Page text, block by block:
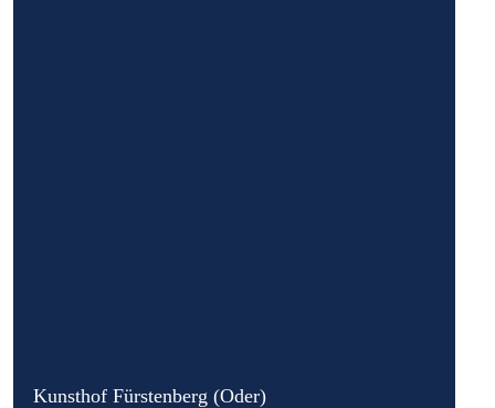
Kunsthof Fürstenberg (Oder)